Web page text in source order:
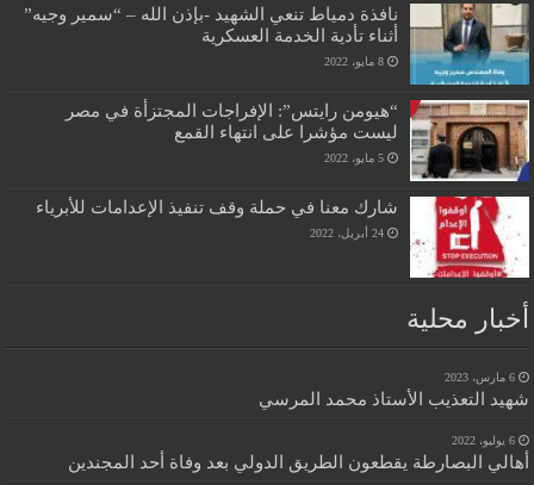
نافذة دمياط تنعي الشهيد -بإذن الله – “سمير وجيه”
أثناء تأدية الخدمة العسكرية
8 مايو، 2022
“هيومن رايتس”: الإفراجات المجتزأة في مصر
ليست مؤشرا على انتهاء القمع
5 مايو، 2022
شارك معنا في حملة وقف تنفيذ الإعدامات للأبرياء
24 أبريل، 2022
أخبار محلية
6 مارس، 2023
شهيد التعذيب الأستاذ محمد المرسي
6 يوليو، 2022
أهالي البصارطة يقطعون الطريق الدولي بعد وفاة أحد المجندين